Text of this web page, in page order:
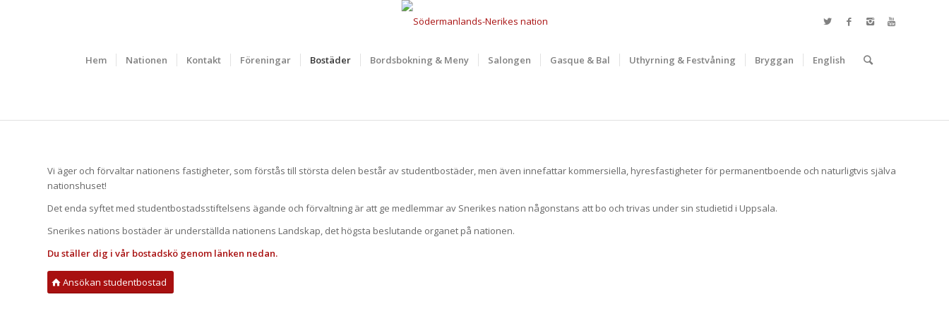
Hem Nationen Kontakt Föreningar Bostäder Bordsbokning & Meny Salongen Gasque & Bal Uthyrning & Festvåning Bryggan English
Vi äger och förvaltar nationens fastigheter, som förstås till största delen består av studentbostäder, men även innefattar kommersiella, hyresfastigheter för permanentboende och naturligtvis själva
nationshuset!
Det enda syftet med studentbostadsstiftelsens ägande och förvaltning är att ge medlemmar av Snerikes nation någonstans att bo och trivas under sin studietid i Uppsala.
Snerikes nations bostäder är underställda nationens Landskap, det högsta beslutande organet på nationen.
Du ställer dig i vår bostadskö genom länken nedan.
Ansökan studentbostad